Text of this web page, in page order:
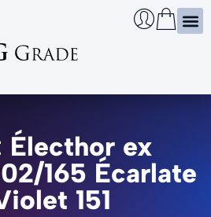
Électhor ex
165 Écarlate
151